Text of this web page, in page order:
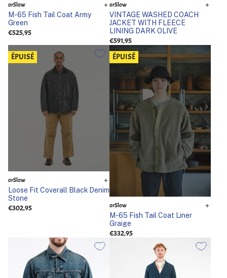
orSlow
M-65 Fish Tail Coat Army
Green
€525,95
orSlow
VINTAGE WASHED COACH
JACKET WITH FLEECE
LINING DARK OLIVE
€591,95
ÉPUISÉ
orSlow
Loose Fit Coverall Black Denim
Stone
€302,95
ÉPUISÉ
orSlow
M-65 Fish Tail Coat Liner
Graige
€332,95